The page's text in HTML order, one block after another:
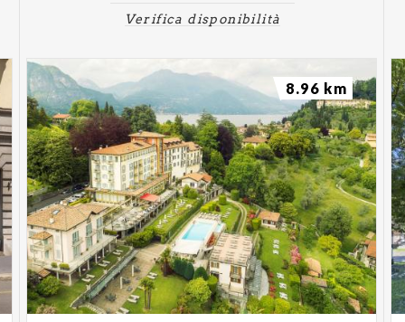
Verifica disponibilità
8.96 km